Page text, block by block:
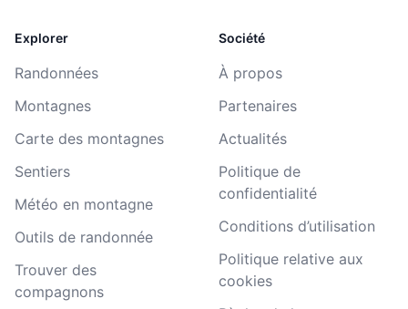
Explorer
Randonnées
Montagnes
Carte des montagnes
Sentiers
Météo en montagne
Outils de randonnée
Trouver des
compagnons
Société
À propos
Partenaires
Actualités
Politique de
confidentialité
Conditions d’utilisation
Politique relative aux
cookies